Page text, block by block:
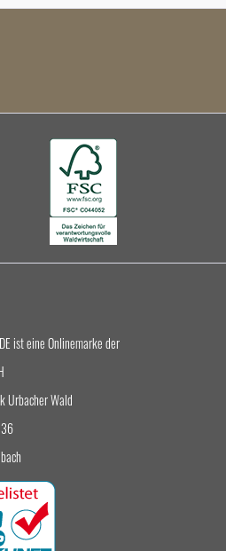
ist eine Onlinemarke der
Urbacher Wald